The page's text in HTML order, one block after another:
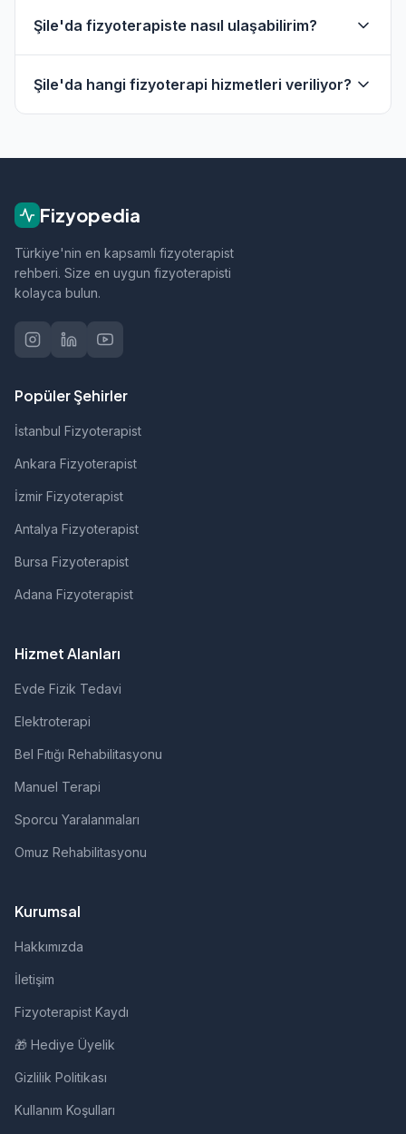
sunan fizyoterapistler bulunmaktadır. Evde
hizmet filtresini kullanarak bu fizyoterapistleri
bulabilirsiniz.
Şile'da fizyoterapiste nasıl ulaşabilirim?
telefon veya WhatsApp ile doğrudan iletişime
geçebilirsiniz.
Şile'da hangi fizyoterapi hizmetleri veriliyor?
Fizyopedia
Türkiye'nin en kapsamlı fizyoterapist
rehberi. Size en uygun fizyoterapisti
kolayca bulun.
Popüler Şehirler
İstanbul Fizyoterapist
Ankara Fizyoterapist
İzmir Fizyoterapist
Antalya Fizyoterapist
Bursa Fizyoterapist
Adana Fizyoterapist
Hizmet Alanları
Evde Fizik Tedavi
Elektroterapi
Bel Fıtığı Rehabilitasyonu
Manuel Terapi
Sporcu Yaralanmaları
Omuz Rehabilitasyonu
Kurumsal
Hakkımızda
İletişim
Fizyoterapist Kaydı
🎁 Hediye Üyelik
Gizlilik Politikası
Kullanım Koşulları